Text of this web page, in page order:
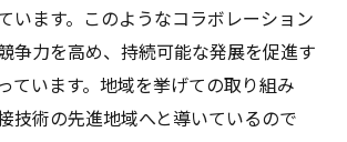
います。このようなコラボレーション
争力を高め、持続可能な発展を促進す
ています。地域を挙げての取り組み
技術の先進地域へと導いているので